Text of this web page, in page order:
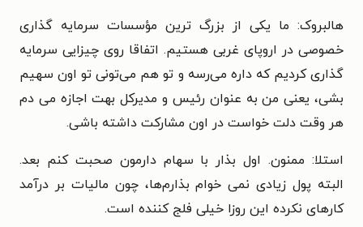
هالبروک: ما یکی از بزرگ ترین مؤسسات سرمایه گذاری
خصوصی در اروپای غربی هستیم. اتفاقا روی چیزایی سرمایه
گذاری کردیم که داره می‌رسه و تو هم می‌تونی تو اون سهیم
بشی، یعنی من به عنوان رئیس و مدیرکل بهت اجازه می دم
هر وقت دلت خواست در اون مشارکت داشته باشی.
استلا: ممنون. اول بذار با سهام دارمون صحبت کنم بعد.
البته پول زیادی نمی خوام بذارم‌ها، چون مالیات بر درآمد
کارهای نکرده این روزا خیلی فلج کننده است.